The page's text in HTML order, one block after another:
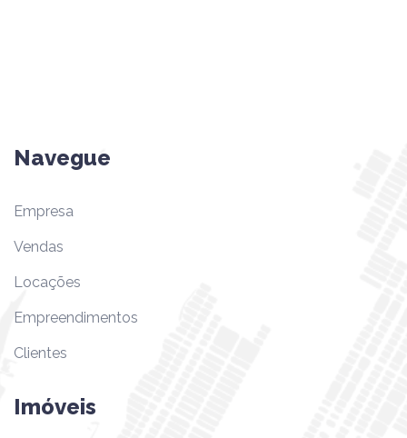
Navegue
Empresa
Vendas
Locações
Empreendimentos
Clientes
Imóveis